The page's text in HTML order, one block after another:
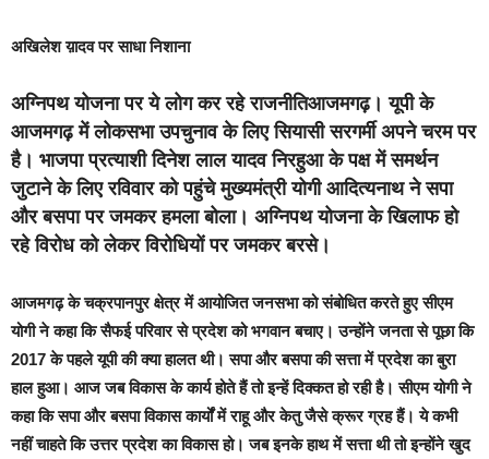
अखिलेश य़ादव पर साधा निशाना
अग्निपथ योजना पर ये लोग कर रहे राजनीतिआजमगढ़।यूपी के
आजमगढ़ में लोकसभा उपचुनाव के लिए सियासी सरगर्मी अपने चरम पर
है। भाजपा प्रत्याशी दिनेश लाल यादव निरहुआ के पक्ष में समर्थन
जुटाने के लिए रविवार को पहुंचे मुख्यमंत्री योगी आदित्यनाथ ने सपा
और बसपा पर जमकर हमला बोला। अग्निपथ योजना के खिलाफ हो
रहे विरोध को लेकर विरोधियों पर जमकर बरसे।
आजमगढ़ के चक्रपानपुर क्षेत्र में आयोजित जनसभा को संबोधित करते हुए सीएम
योगी ने कहा कि सैफई परिवार से प्रदेश को भगवान बचाए। उन्होंने जनता से पूछा कि
2017 के पहले यूपी की क्या हालत थी। सपा और बसपा की सत्ता में प्रदेश का बुरा
हाल हुआ। आज जब विकास के कार्य होते हैं तो इन्हें दिक्कत हो रही है। सीएम योगी ने
कहा कि सपा और बसपा विकास कार्यों में राहू और केतु जैसे क्रूर ग्रह हैं। ये कभी
नहीं चाहते कि उत्तर प्रदेश का विकास हो। जब इनके हाथ में सत्ता थी तो इन्होंने खुद